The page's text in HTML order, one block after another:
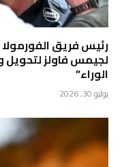
لجيمس فاولز لتحويل
الوراء”
يوليو 30, 2026